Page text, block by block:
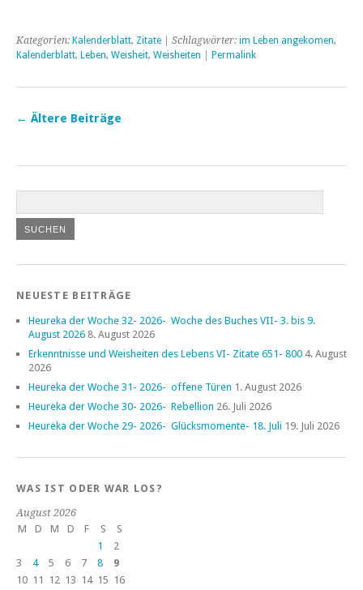
Kategorien: Kalenderblatt, Zitate | Schlagwörter: im Leben angekomen,
Kalenderblatt, Leben, Weisheit, Weisheiten Permalink
← Ältere Beiträge
NEUESTE BEITRÄGE
Heureka der Woche 32- 2026- Woche des Buches VII- 3. bis 9.
August 2026 8. August 2026
Erkenntnisse und Weisheiten des Lebens VI- Zitate 651- 800 4. August
2026
Heureka der Woche 31- 2026- offene Türen 1. August 2026
Heureka der Woche 30- 2026- Rebellion 26. Juli 2026
Heureka der Woche 29- 2026- Glücksmomente- 18. Juli 19. Juli 2026
WAS IST ODER WAR LOS?
August 2026
M
D M D F S
S
1
2
3
4 5 6 7 8
9
10 11 12 13 14 15 16